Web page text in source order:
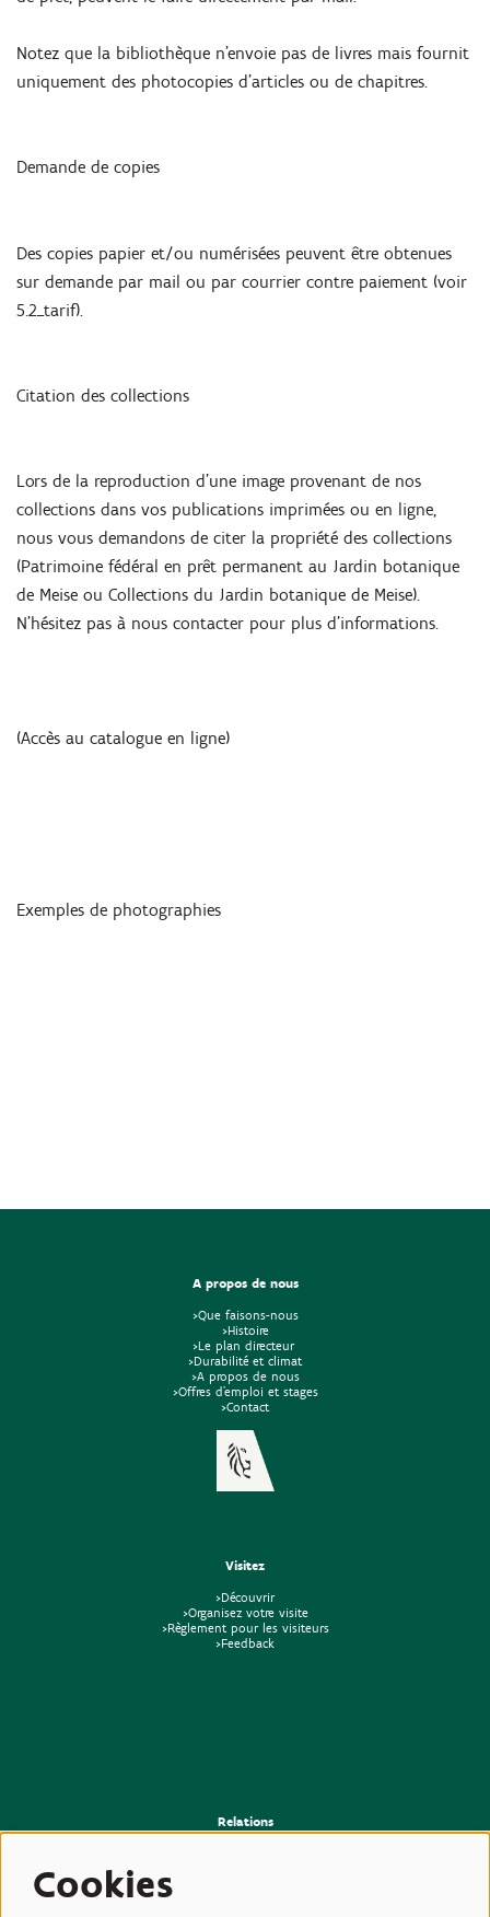
Notez que la bibliothèque n’envoie pas de livres mais fournit
uniquement des photocopies d’articles ou de chapitres.
Demande de copies
Des copies papier et/ou numérisées peuvent être obtenues
sur demande par mail ou par courrier contre paiement (voir
5.2_tarif).
Citation des collections
Lors de la reproduction d’une image provenant de nos
collections dans vos publications imprimées ou en ligne,
nous vous demandons de citer la propriété des collections
(Patrimoine fédéral en prêt permanent au Jardin botanique
de Meise ou Collections du Jardin botanique de Meise).
N’hésitez pas à nous contacter pour plus d’informations.
(Accès au catalogue en ligne)
Exemples de photographies
A propos de nous
>Que faisons-nous
>Histoire
>Le plan directeur
>Durabilité et climat
>A propos de nous
>Offres d'emploi et stages
>Contact
Visitez
>Découvrir
>Organisez votre visite
>Règlement pour les visiteurs
>Feedback
Relations
Cookies